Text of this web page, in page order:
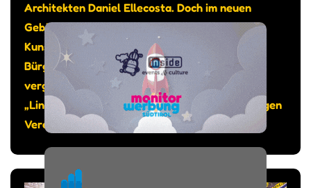
Architekten Daniel Ellecosta. Doch im neuen
Gebäude sollte auch genügend Platz sein für
Kunst und Kultur, so das Anliegen von
Bürgermeister Michael Epp. Gesagt getan: Am
vergangenen 12. Juni wurde der Kunstraum
„Lind.Art“ eingeweiht, bespielt vom gleichnamigen
Verein.